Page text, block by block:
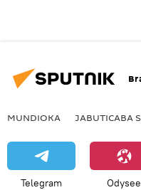
MUNDIOKA JABUTICABA
Telegram Odysee